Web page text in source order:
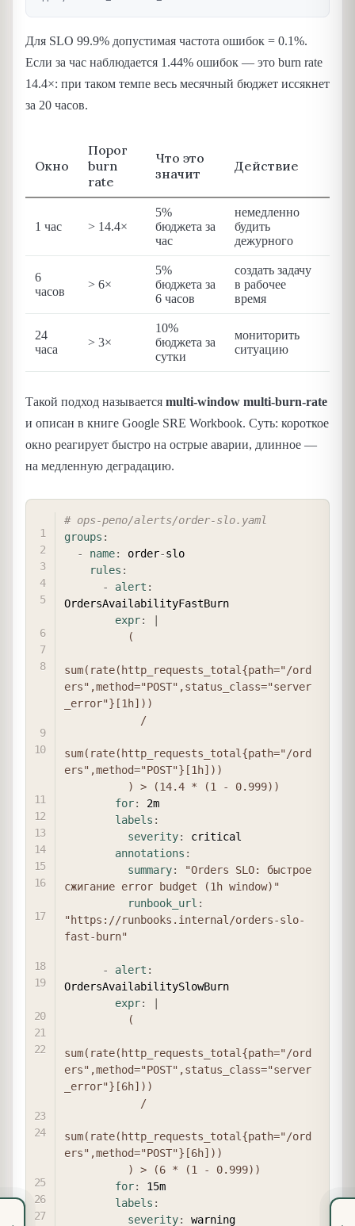
Для SLO 99.9% допустимая частота ошибок = 0.1%.
Если за час наблюдается 1.44% ошибок — это burn rate
14.4×: при таком темпе весь месячный бюджет иссякнет
за 20 часов.
Окно
Порог
burn
rate
Что это
значит
Действие
1 час > 14.4×
5%
бюджета за
час
немедленно
будить
дежурного
6
часов
> 6×
5%
бюджета за
6 часов
создать задачу
в рабочее
время
24
часа
> 3×
10%
бюджета за
сутки
мониторить
ситуацию
Такой подход называется multi-window multi-burn-rate
и описан в книге Google SRE Workbook. Суть: короткое
окно реагирует быстро на острые аварии, длинное —
на медленную деградацию.
# ops-репо/alerts/order-slo.yaml
groups :
-
name: order-slo
rules :
-
alert :
OrdersAvailabilityFastBurn
expr:
sum(rate(http_requests_total{path="/ord
ers",method="POST",status_class="server
_error"}[1h]))
sum(rate(http_requests_total{path="/ord
ers",method="POST"}[1h]))
          ) > (14.4 * (1 - 0.999))
for:
2m
labels :
severity:
critical
annotations :
summary:
"Orders SLO: быстрое
сжигание error budget (1h window)"
runbook_url :
"https://runbooks.internal/orders-slo-
fast-burn"
- alert :
OrdersAvailabilitySlowBurn
expr:
sum(rate(http_requests_total{path="/ord
ers",method="POST",status_class="server
_error"}[6h]))
sum(rate(http_requests_total{path="/ord
ers",method="POST"}[6h]))
          ) > (6 * (1 - 0.999))
for:
15m
labels :
severity: warning